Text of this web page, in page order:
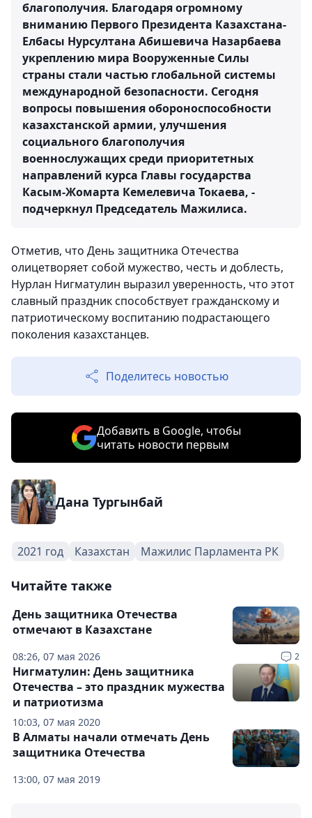
благополучия. Благодаря огромному
вниманию Первого Президента Казахстана-
Елбасы Нурсултана Абишевича Назарбаева
укреплению мира Вооруженные Силы
страны стали частью глобальной системы
международной безопасности. Сегодня
вопросы повышения обороноспособности
казахстанской армии, улучшения
социального благополучия
военнослужащих среди приоритетных
направлений курса Главы государства
Касым-Жомарта Кемелевича Токаева, -
подчеркнул Председатель Мажилиса.
Отметив, что День защитника Отечества
олицетворяет собой мужество, честь и доблесть,
Нурлан Нигматулин выразил уверенность, что этот
славный праздник способствует гражданскому и
патриотическому воспитанию подрастающего
поколения казахстанцев.
Поделитесь новостью
Добавить в Google, чтобы
читать новости первым
Дана Тургынбай
2021 год Казахстан Мажилис Парламента РК
Читайте также
08:26, 07 мая 2026 2
День защитника Отечества
отмечают в Казахстане
10:03, 07 мая 2020
Нигматулин: День защитника
Отечества – это праздник мужества
и патриотизма
13:00, 07 мая 2019
В Алматы начали отмечать День
защитника Отечества